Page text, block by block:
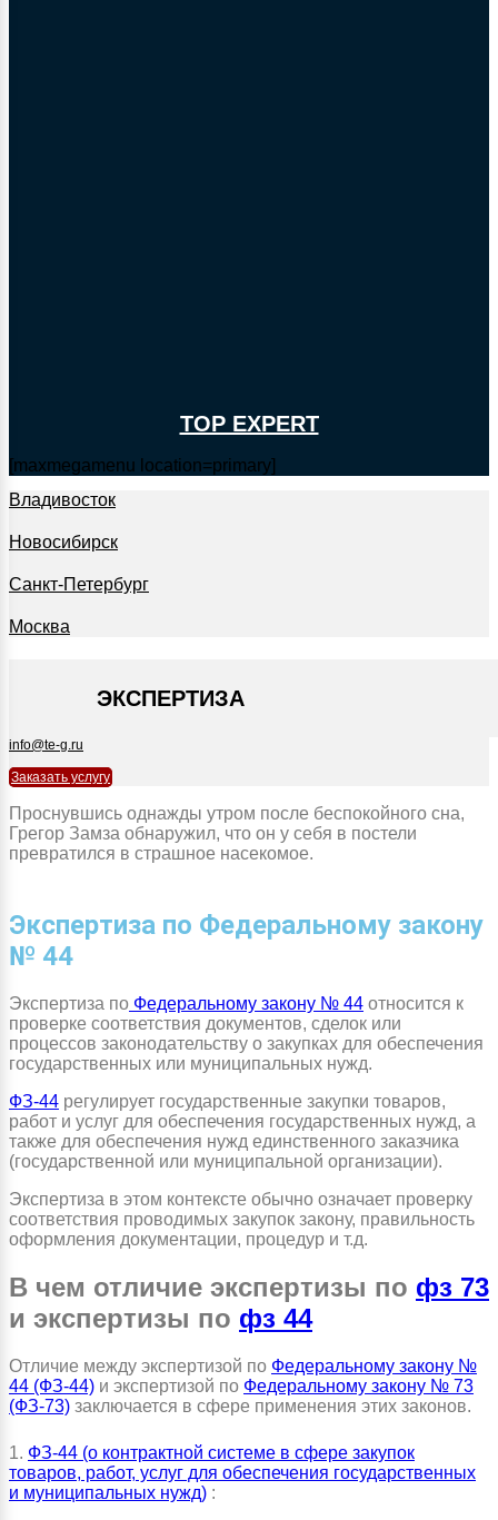
TOP EXPERT
[maxmegamenu location=primary]
Владивосток
Новосибирск
Санкт-Петербург
Москва
ЭКСПЕРТИЗА
info@te-g.ru
Заказать услугу
Проснувшись однажды утром после беспокойного сна,
Грегор Замза обнаружил, что он у себя в постели
превратился в страшное насекомое.
Экспертиза по Федеральному закону
№ 44
Экспертиза по Федеральному закону № 44 относится к
проверке соответствия документов, сделок или
процессов законодательству о закупках для обеспечения
государственных или муниципальных нужд.
ФЗ-44 регулирует государственные закупки товаров,
работ и услуг для обеспечения государственных нужд, а
также для обеспечения нужд единственного заказчика
(государственной или муниципальной организации).
Экспертиза в этом контексте обычно означает проверку
соответствия проводимых закупок закону, правильность
оформления документации, процедур и т.д.
В чем отличие экспертизы по фз 73
и экспертизы по фз 44
Отличие между экспертизой по Федеральному закону №
44 (ФЗ-44) и экспертизой по Федеральному закону № 73
(ФЗ-73) заключается в сфере применения этих законов.
1. ФЗ-44 (о контрактной системе в сфере закупок
товаров, работ, услуг для обеспечения государственных
и муниципальных нужд) :